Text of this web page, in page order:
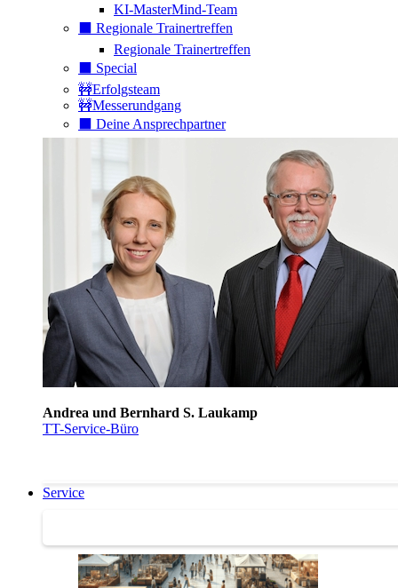
KI-MasterMind-Team
⬛️ Regionale Trainertreffen
Regionale Trainertreffen
⬛️ Special
🚧Erfolgsteam
🚧Messerundgang
⬛️ Deine Ansprechpartner
Andrea und Bernhard S. Laukamp
TT-Service-Büro
Service